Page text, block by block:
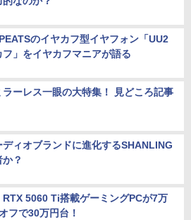
のイヤカフ型イヤフォン「UU2
フ」をイヤカフマニアが語る
ラーレス一眼の大特集！ 見どころ記事
ディオブランドに進化するSHANLING
？
RTX 5060 Ti搭載ゲーミングPCが7万
フで30万円台！